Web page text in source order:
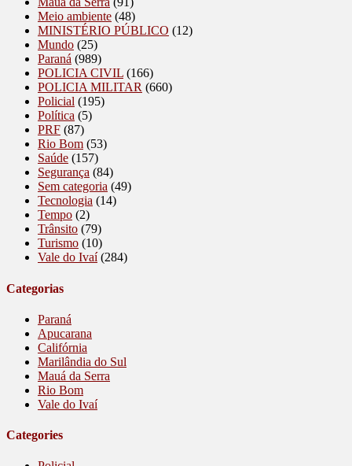
Meio ambiente (48)
MINISTÉRIO PÚBLICO (12)
Mundo (25)
Paraná (989)
POLICIA CIVIL (166)
POLICIA MILITAR (660)
Policial (195)
Política (5)
PRF (87)
Rio Bom (53)
Saúde (157)
Segurança (84)
Sem categoria (49)
Tecnologia (14)
Tempo (2)
Trânsito (79)
Turismo (10)
Vale do Ivaí(284)
Categorias
Paraná
Apucarana
Califórnia
Marilândia do Sul
Mauá da Serra
Rio Bom
Vale do Ivaí
Categories